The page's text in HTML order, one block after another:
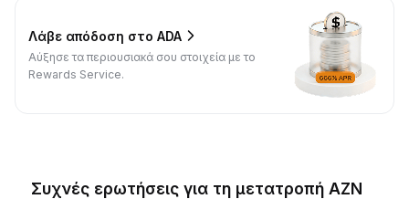
Λάβε απόδοση στο ADA
Αύξησε τα περιουσιακά σου στοιχεία με το
Rewards Service.
Συχνές ερωτήσεις για τη μετατροπή AZN